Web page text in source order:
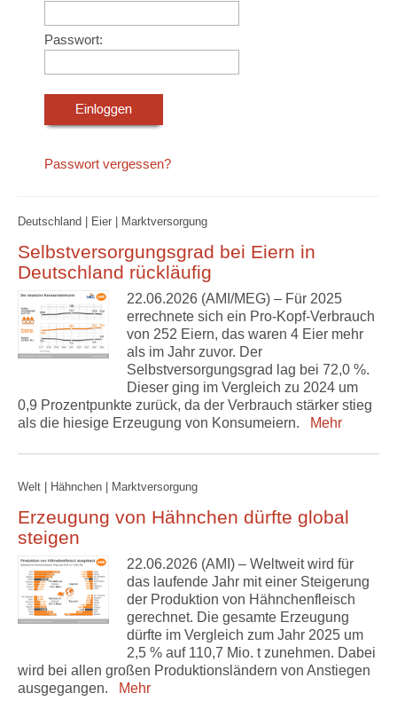
Passwort:
Passwort vergessen?
Deutschland | Eier | Marktversorgung
Selbstversorgungsgrad bei Eiern in
Deutschland rückläufig
22.06.2026 (AMI/MEG) – Für 2025
errechnete sich ein Pro-Kopf-Verbrauch
von 252 Eiern, das waren 4 Eier mehr
als im Jahr zuvor. Der
Selbstversorgungsgrad lag bei 72,0 %.
Dieser ging im Vergleich zu 2024 um
0,9 Prozentpunkte zurück, da der Verbrauch stärker stieg
als die hiesige Erzeugung von Konsumeiern.
Mehr
Welt | Hähnchen | Marktversorgung
Erzeugung von Hähnchen dürfte global
steigen
22.06.2026 (AMI) – Weltweit wird für
das laufende Jahr mit einer Steigerung
der Produktion von Hähnchenfleisch
gerechnet. Die gesamte Erzeugung
dürfte im Vergleich zum Jahr 2025 um
2,5 % auf 110,7 Mio. t zunehmen. Dabei
wird bei allen großen Produktionsländern von Anstiegen
ausgegangen.
Mehr